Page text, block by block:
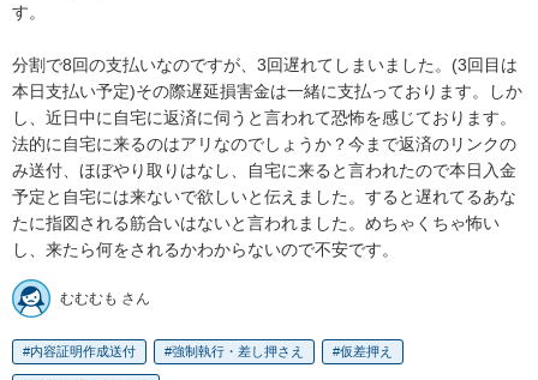
す。
分割で8回の支払いなのですが、3回遅れてしまいました。(3回目は
本日支払い予定)その際遅延損害金は一緒に支払っております。しか
し、近日中に自宅に返済に伺うと言われて恐怖を感じております。
法的に自宅に来るのはアリなのでしょうか？今まで返済のリンクの
み送付、ほぼやり取りはなし、自宅に来ると言われたので本日入金
予定と自宅には来ないで欲しいと伝えました。すると遅れてるあな
たに指図される筋合いはないと言われました。めちゃくちゃ怖い
し、来たら何をされるかわからないので不安です。
むむむも さん
内容証明作成送付 強制執行・差し押さえ 仮差押え